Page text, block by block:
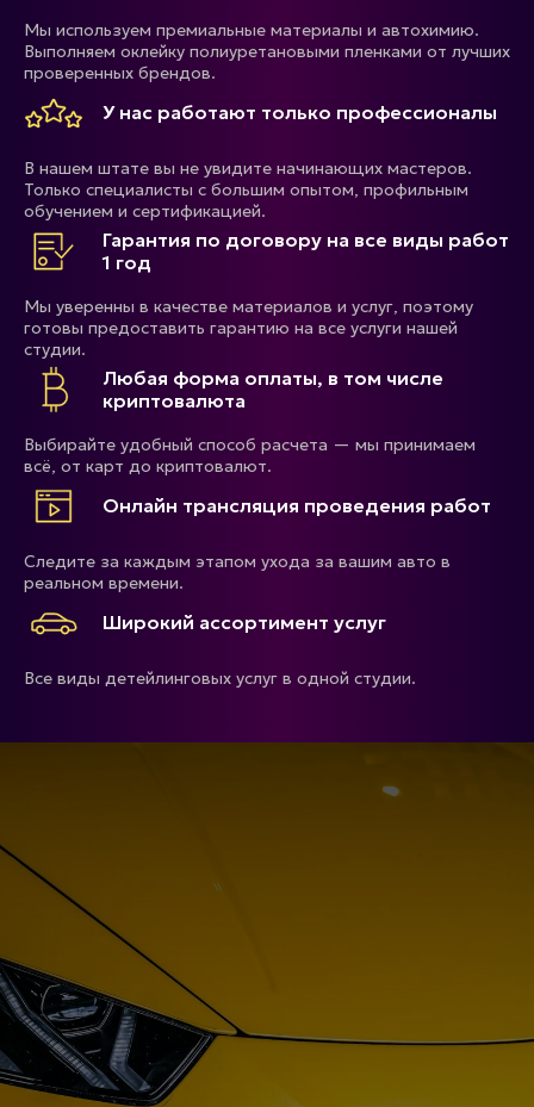
Мы используем премиальные материалы и автохимию.
Выполняем оклейку полиуретановыми пленками от лучших
проверенных брендов.
У нас работают только профессионалы
В нашем штате вы не увидите начинающих мастеров.
Только специалисты с большим опытом, профильным
обучением и сертификацией.
Гарантия по договору на все виды работ
1 год
Мы уверенны в качестве материалов и услуг, поэтому
готовы предоставить гарантию на все услуги нашей
студии.
Любая форма оплаты, в том числе
криптовалюта
Выбирайте удобный способ расчета — мы принимаем
всё, от карт до криптовалют.
Онлайн трансляция проведения работ
Следите за каждым этапом ухода за вашим авто в
реальном времени.
Широкий ассортимент услуг
Все виды детейлинговых услуг в одной студии.